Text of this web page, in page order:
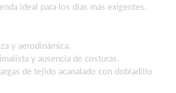
ideal para los días más exigentes.
y aerodinámica.
y ausencia de costuras.
de tejido acanalado con dobladillo